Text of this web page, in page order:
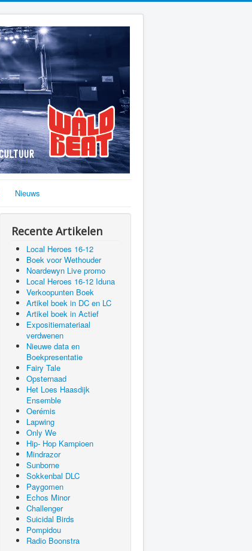
Nieuws
Recente Artikelen
Local Heroes 16-12
Boek voor Wethouder
Noardewyn Live promo
Local Heroes 16-12 Iduna
Verkoopunten Boek
Artikel boek in DC en LC
Artikel boek in Actief
Expositiemateriaal
verdwenen
Nieuwe data en
Boekpresentatie
Fairy Tale
Opsternaad
Het Loes Haasdijk
Ensemble
Oerémis
Lapwing
Only We
Hip- Hop Kampioen
Mindrazor
Sunborne
Sokkenbal DLC
Paygomen
Echos Minor
Challenger
Suicidal Birds
Pompidou
Radio Boonstra